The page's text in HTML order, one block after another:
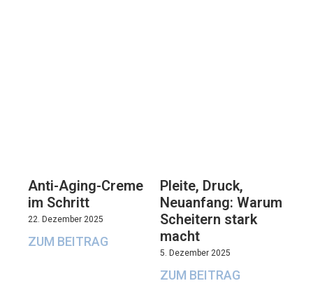
Anti-Aging-Creme
im Schritt
22. Dezember 2025
ZUM BEITRAG
Pleite, Druck,
Neuanfang: Warum
Scheitern stark
macht
5. Dezember 2025
ZUM BEITRAG